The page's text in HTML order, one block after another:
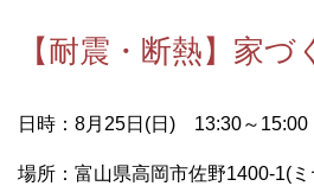
【耐震・断熱】家
日時：8月25日(日) 13:30～15:00
場所：富山県高岡市佐野1400-1(